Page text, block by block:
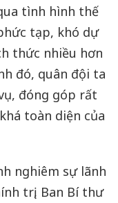
tình hình thế
tạp, khó dự
thức nhiều hơn
đó, quân đội ta
đóng góp rất
toàn diện của
nghiêm sự lãnh
trị, Ban Bí thư